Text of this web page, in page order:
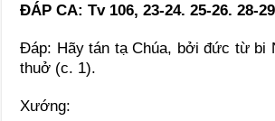
ĐÁP CA: Tv 106, 23-24. 25-26. 28-
Ðáp: Hãy tán tạ Chúa, bởi đức từ bi
thuở (c. 1).
Xướng: